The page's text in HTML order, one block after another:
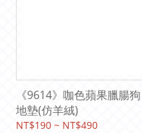
《9614》咖色蘋果臘腸狗
地墊(仿羊絨)
NT$190 ~ NT$490